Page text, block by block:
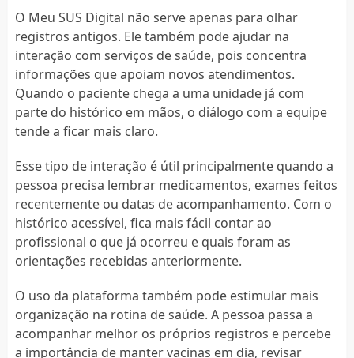
O Meu SUS Digital não serve apenas para olhar
registros antigos. Ele também pode ajudar na
interação com serviços de saúde, pois concentra
informações que apoiam novos atendimentos.
Quando o paciente chega a uma unidade já com
parte do histórico em mãos, o diálogo com a equipe
tende a ficar mais claro.
Esse tipo de interação é útil principalmente quando a
pessoa precisa lembrar medicamentos, exames feitos
recentemente ou datas de acompanhamento. Com o
histórico acessível, fica mais fácil contar ao
profissional o que já ocorreu e quais foram as
orientações recebidas anteriormente.
O uso da plataforma também pode estimular mais
organização na rotina de saúde. A pessoa passa a
acompanhar melhor os próprios registros e percebe
a importância de manter vacinas em dia, revisar